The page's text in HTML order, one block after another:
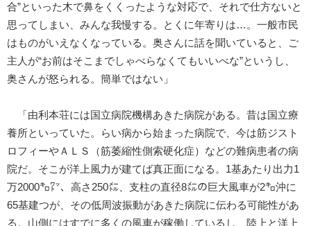
合”といった木で鼻をくくったような対応で、それで仕方ないと
思ってしまい、みんな我慢する。とくに年寄りは…。一般市民
はものがいえなくなっている。奥さんに話を聞いていると、ご
主人が“お前はそこまでしゃべらなくてもいいべな”というし、
奥さんが怒られる。簡単ではない」
「由利本荘には国立病院機構あきた病院がある。昔は国立療
養所といっていた。らい病から始まった病院で、今は筋ジスト
ロフィーやＡＬＳ（筋萎縮性側索硬化症）などの難病患者の病
院だ。そこが洋上風力が建てば真正面になる。1基あたり出力1
万2000㌔㍗、高さ250㍍、支柱の直径8㍍の巨大風車が2㌔沖に
65基建つが、その低周波振動があきた病院に伝わる可能性があ
る。山側にはすでに多くの風車が稼働しているし、陸上と洋上